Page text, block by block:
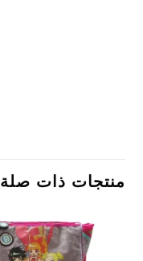
منتجات ذات صلة